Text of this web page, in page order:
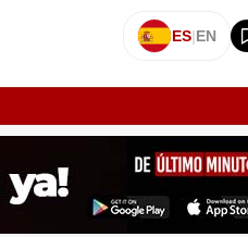
ES|EN